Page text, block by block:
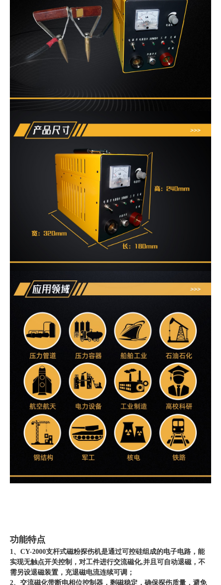
功能特点
1、CY-2000支杆式磁粉探伤机是通过可控硅组成的电子电路，能
实现无触点开关控制，对工件进行交流磁化,并且可自动退磁，不
需另设退磁装置，充退磁电流连续可调；
2、交流磁化带断电相位控制器，剩磁稳定，确保探伤质量，避免